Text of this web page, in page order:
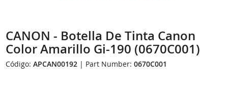
CANON - Botella De Tinta Canon
Color Amarillo Gi-190 (0670C001)
Código:APCAN00192 | Part Number:0670C001